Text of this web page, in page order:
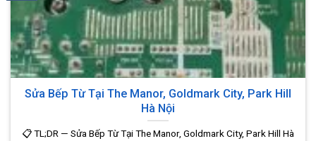
Sửa Bếp Từ Tại The Manor, Goldmark City, Park Hill
Hà Nội
📋 TL;DR — Sửa Bếp Từ Tại The Manor, Goldmark City, Park Hill Hà